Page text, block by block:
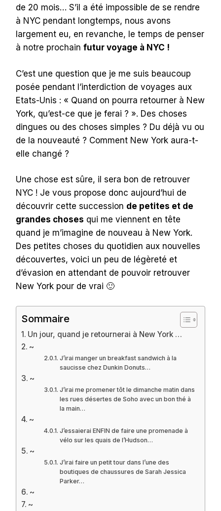
de 20 mois… S’il a été impossible de se rendre
à NYC pendant longtemps, nous avons
largement eu, en revanche, le temps de penser
à notre prochain futur voyage à NYC !
C’est une question que je me suis beaucoup
posée pendant l’interdiction de voyages aux
Etats-Unis : « Quand on pourra retourner à New
York, qu’est-ce que je ferai ? ». Des choses
dingues ou des choses simples ? Du déjà vu ou
de la nouveauté ? Comment New York aura-t-
elle changé ?
Une chose est sûre, il sera bon de retrouver
NYC ! Je vous propose donc aujourd’hui de
découvrir cette succession de petites et de
grandes choses qui me viennent en tête
quand je m’imagine de nouveau à New York.
Des petites choses du quotidien aux nouvelles
découvertes, voici un peu de légèreté et
d’évasion en attendant de pouvoir retrouver
New York pour de vrai 🙂
Sommaire
Un jour, quand je retournerai à New York …
~
J’irai manger un breakfast sandwich à la
saucisse chez Dunkin Donuts…
~
J’irai me promener tôt le dimanche matin dans
les rues désertes de Soho avec un bon thé à
la main…
~
J’essaierai ENFIN de faire une promenade à
vélo sur les quais de l’Hudson…
~
J’irai faire un petit tour dans l’une des
boutiques de chaussures de Sarah Jessica
Parker…
~
~